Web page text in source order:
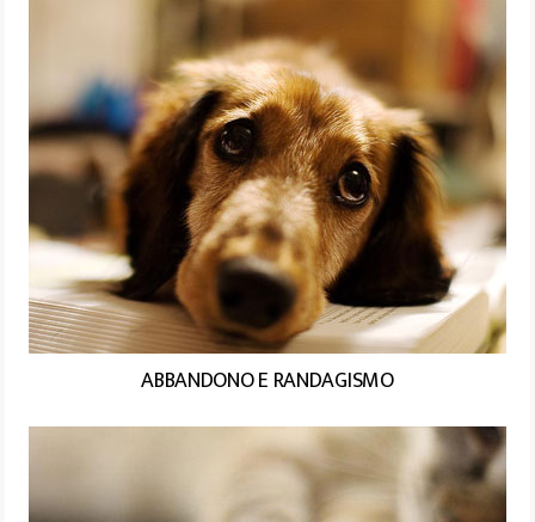
ABBANDONO E RANDAGISMO